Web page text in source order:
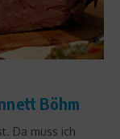
Böhm
Da muss ich